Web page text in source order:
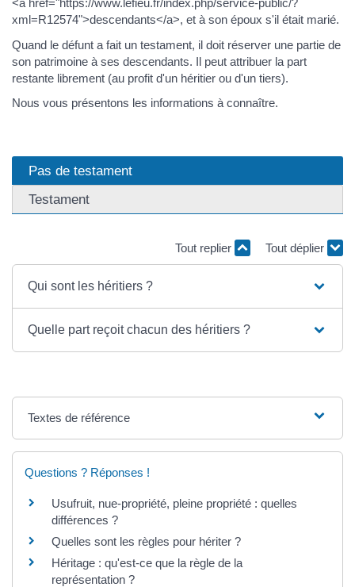
<a href="https://www.lefieu.fr/index.php/service-public/?
xml=R12574">descendants</a>, et à son époux s'il était marié.
Quand le défunt a fait un testament, il doit réserver une partie de
son patrimoine à ses descendants. Il peut attribuer la part
restante librement (au profit d'un héritier ou d'un tiers).
Nous vous présentons les informations à connaître.
Pas de testament
Testament
Tout replier Tout déplier
Qui sont les héritiers ?
Quelle part reçoit chacun des héritiers ?
Textes de référence
Questions ? Réponses !
Usufruit, nue-propriété, pleine propriété : quelles
différences ?
Quelles sont les règles pour hériter ?
Héritage : qu'est-ce que la règle de la
représentation ?